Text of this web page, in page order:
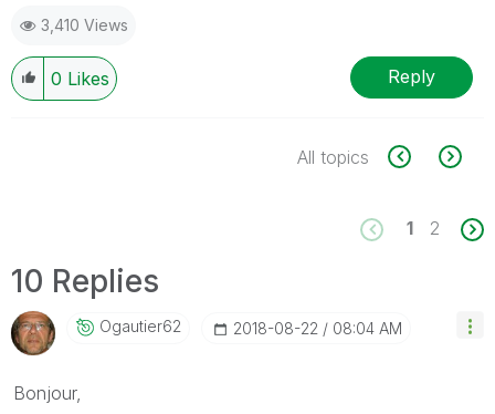
3,410 Views
0 Likes Reply
All topics
1 2
10 Replies
Ogautier62 ‎2018-08-22 08:04 AM
Bonjour,